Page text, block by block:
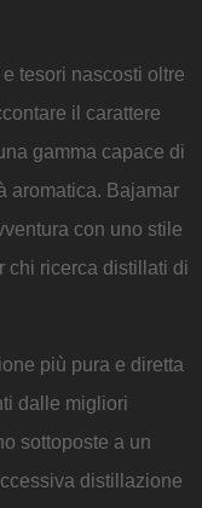
tesori nascosti oltre
il carattere
gamma capace di
aromatica. Bajamar
con uno stile
chi ricerca distillati di
più pura e diretta
dalle migliori
sottoposte a un
distillazione